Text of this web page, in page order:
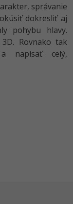
správanie
dokresliť aj
pohybu hlavy.
Rovnako tak
napísať celý,